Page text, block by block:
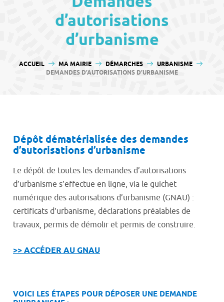
d’autorisations
d’urbanisme
VOUS ÊTES ICI :
ACCUEIL MA MAIRIE DÉMARCHES
URBANISME
DEMANDES D’AUTORISATIONS D’URBANISME
Dépôt dématérialisée des demandes
d’autorisations d’urbanisme
Le dépôt de toutes les demandes d’autorisations
d’urbanisme s’effectue en ligne, via le guichet
numérique des autorisations d’urbanisme (GNAU) :
certificats d'urbanisme, déclarations préalables de
travaux, permis de démolir et permis de construire.
>> ACCÉDER AU GNAU
VOICI LES ÉTAPES POUR DÉPOSER UNE DEMANDE